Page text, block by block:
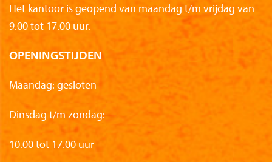
Het kantoor is geopend van maandag t/m vrijdag van
9.00 tot 17.00 uur.
OPENINGSTIJDEN
Maandag: gesloten
Dinsdag t/m zondag:
10.00 tot 17.00 uur